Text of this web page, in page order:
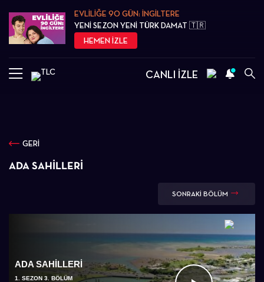
EVLİLİĞE 90 GÜN: İNGİLTERE
YENİ SEZON YENİ TÜRK DAMAT 🇹🇷
HEMEN İZLE
CANLI İZLE
GERİ
ADA SAHILLERI
SONRAKİ BÖLÜM
ADA SAHILLERI
1. SEZON 3. BÖLÜM